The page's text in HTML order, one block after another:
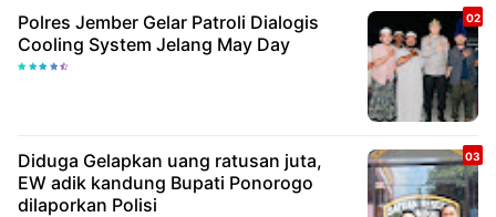
Polres Jember Gelar Patroli Dialogis
Cooling System Jelang May Day
Diduga Gelapkan uang ratusan juta,
EW adik kandung Bupati Ponorogo
dilaporkan Polisi